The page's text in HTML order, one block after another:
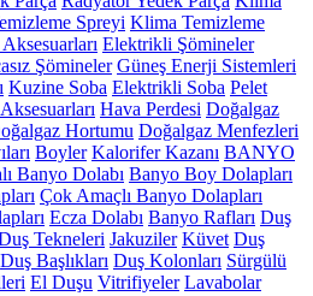
Spreyi Klima Temizleme
Elektrikli Şömineler
Şömineler Güneş Enerji Sistemleri
Kuzine Soba Elektrikli Soba Pelet
Hava Perdesi Doğalgaz
Hortumu Doğalgaz Menfezleri
Boyler Kalorifer Kazanı BANYO
Banyo Dolabı Banyo Boy Dolapları
Çok Amaçlı Banyo Dolapları
Ecza Dolabı Banyo Rafları Duş
Tekneleri Jakuziler Küvet Duş
Duş Başlıkları Duş Kolonları Sürgülü
El Duşu Vitrifiyeler Lavabolar